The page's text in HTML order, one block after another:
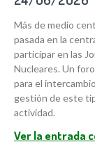
Más de medio
pasada en la
participar en las
Nucleares. Un
para el
gestión de este
actividad.
Ver la entrada